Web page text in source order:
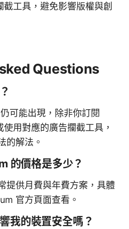
工具，避免影響版權與創
Questions
可能出現，除非你訂閱
用對應的廣告攔截工具，
的解法。
的價格是多少？
提供月費與年費方案，具體
官方頁面查看。
我的裝置安全嗎？